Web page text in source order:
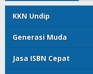
KKN Undip
Generasi Muda
Jasa ISBN Cepat